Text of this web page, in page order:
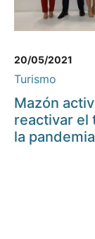
20/05/2021
Turismo
Mazón
reactivar el
la pandemia